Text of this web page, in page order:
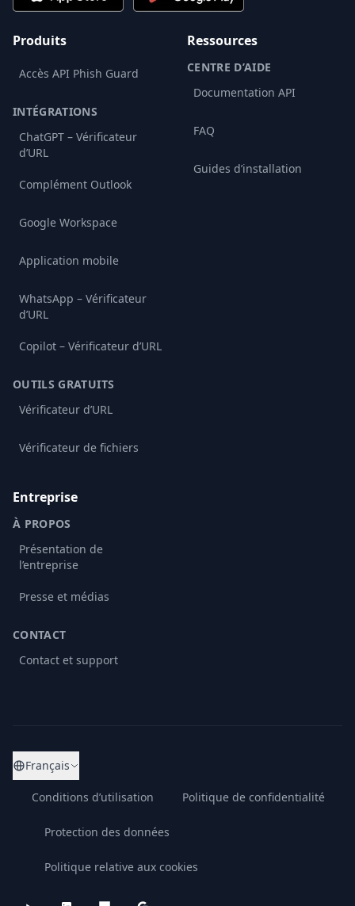
Produits
Accès API Phish Guard
INTÉGRATIONS
ChatGPT – Vérificateur
d’URL
Complément Outlook
Google Workspace
Application mobile
WhatsApp – Vérificateur
d’URL
Copilot – Vérificateur d’URL
OUTILS GRATUITS
Vérificateur d’URL
Vérificateur de fichiers
Ressources
CENTRE D’AIDE
Documentation API
FAQ
Guides d’installation
Entreprise
À PROPOS
Présentation de
l’entreprise
Presse et médias
CONTACT
Contact et support
Français
Conditions d’utilisation Politique de confidentialité
Protection des données
Politique relative aux cookies